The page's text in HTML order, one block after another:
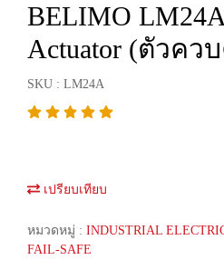
BELIMO
Actuator (ตัวคว
SKU : LM24A
เปรียบเทียบ
หมวดหมู่ : INDUSTRIAL
FAIL-SAFE